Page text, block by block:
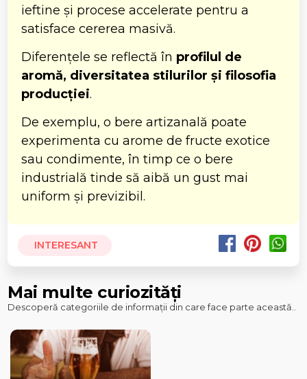
ieftine și procese accelerate pentru a
satisface cererea masivă.
Diferențele se reflectă în profilul de
aromă, diversitatea stilurilor și filosofia
producției.
De exemplu, o bere artizanală poate
experimenta cu arome de fructe exotice
sau condimente, în timp ce o bere
industrială tinde să aibă un gust mai
uniform și previzibil.
INTERESANT
Mai multe curiozități
Descoperă categoriile de informații din care face parte această..